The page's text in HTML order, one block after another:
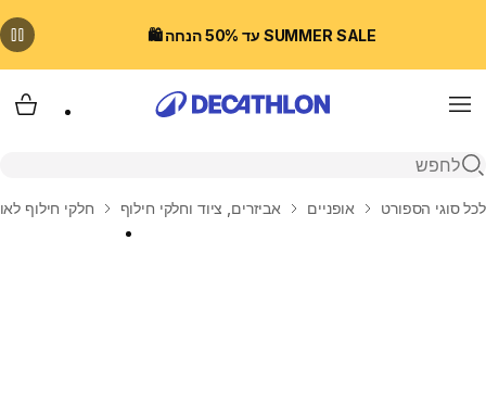
SUMMER SALE עד 50% הנחה 🛍️
Menu
פתיחת חיפוש
בית
לכל סוגי הספורט אופניים אביזרים, ציוד וחלקי חילוף חלקי חילוף